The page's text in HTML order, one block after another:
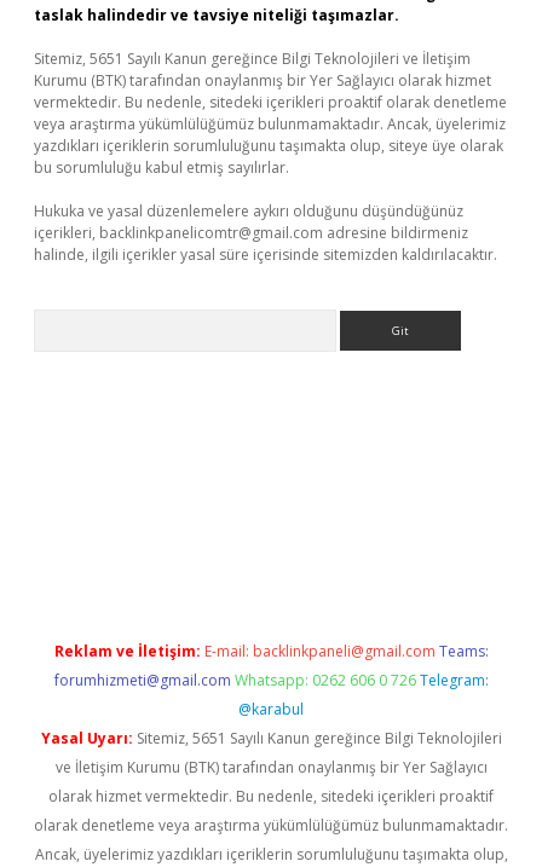
taslak halindedir ve tavsiye niteliği taşımazlar.
Sitemiz, 5651 Sayılı Kanun gereğince Bilgi Teknolojileri ve İletişim
Kurumu (BTK) tarafından onaylanmış bir Yer Sağlayıcı olarak hizmet
vermektedir. Bu nedenle, sitedeki içerikleri proaktif olarak denetleme
veya araştırma yükümlülüğümüz bulunmamaktadır. Ancak, üyelerimiz
yazdıkları içeriklerin sorumluluğunu taşımakta olup, siteye üye olarak
bu sorumluluğu kabul etmiş sayılırlar.
Hukuka ve yasal düzenlemelere aykırı olduğunu düşündüğünüz
içerikleri, backlinkpanelicomtr@gmail.com adresine bildirmeniz
halinde, ilgili içerikler yasal süre içerisinde sitemizden kaldırılacaktır.
Reklam ve İletişim: E-mail: backlinkpaneli@gmail.com Teams:
forumhizmeti@gmail.com Whatsapp: 0262 606 0 726 Telegram:
@karabul
Yasal Uyarı: Sitemiz, 5651 Sayılı Kanun gereğince Bilgi Teknolojileri
ve İletişim Kurumu (BTK) tarafından onaylanmış bir Yer Sağlayıcı
olarak hizmet vermektedir. Bu nedenle, sitedeki içerikleri proaktif
olarak denetleme veya araştırma yükümlülüğümüz bulunmamaktadır.
Ancak, üyelerimiz yazdıkları içeriklerin sorumluluğunu taşımakta olup,